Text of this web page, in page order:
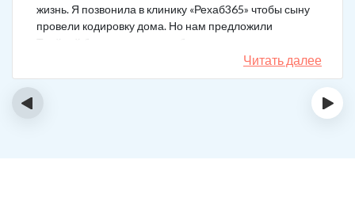
жизнь. Я позвонила в клинику «Рехаб365» чтобы сыну
провели кодировку дома. Но нам предложили
Тройной блок в клинике, чтобы уж наверняка помогло.
Мы согласились. Вот уже 4 месяца как сын не пьет. На
работу устроился, дома помогает, девушку завел.
Читать далее
‹ ›